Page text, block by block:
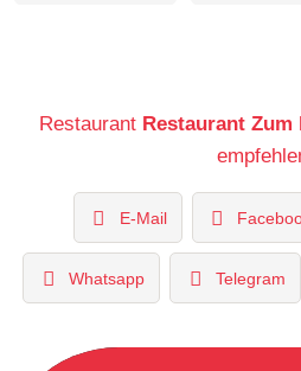
Restaurant Restaurant Zum
E-Mail
Whatsapp Telegram